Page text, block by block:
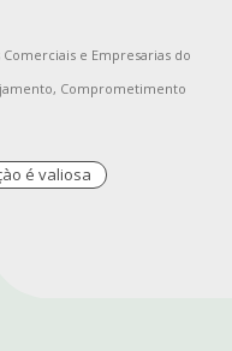
e Empresarias do
Comprometimento
é valiosa